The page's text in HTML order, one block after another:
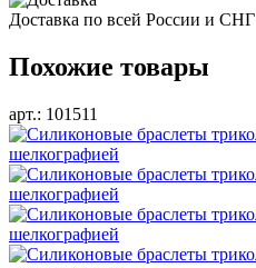
Доставка по всей России и СНГ
Похожие товары
арт.: 101511